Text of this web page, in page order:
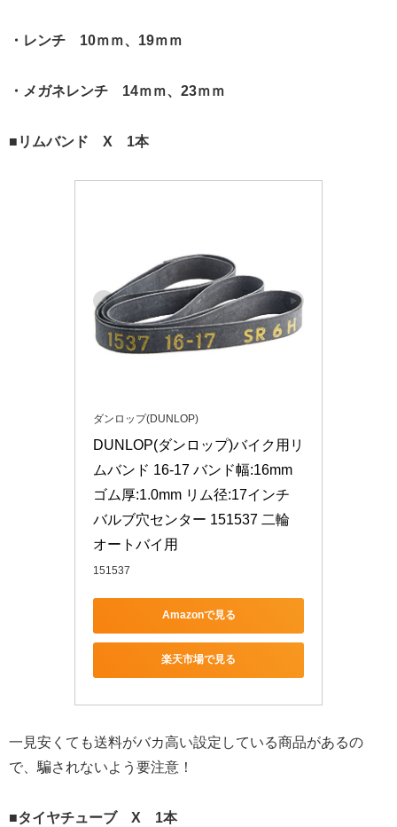
・レンチ 10ｍｍ、19ｍｍ
・メガネレンチ 14ｍｍ、23ｍｍ
■リムバンド X 1本
ダンロップ(DUNLOP)
DUNLOP(ダンロップ)バイク用リ
ムバンド 16-17 バンド幅:16mm
ゴム厚:1.0mm リム径:17インチ
バルブ穴センター 151537 二輪
オートバイ用
151537
Amazonで見る
楽天市場で見る
一見安くても送料がバカ高い設定している商品があるの
で、騙されないよう要注意！
■タイヤチューブ X 1本